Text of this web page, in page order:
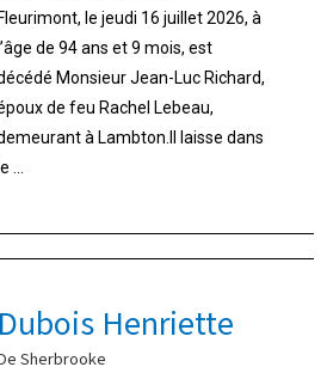
Fleurimont, le jeudi 16 juillet 2026, à
l’âge de 94 ans et 9 mois, est
Monsieur Jean-Luc Richard,
de feu Rachel Lebeau,
à Lambton.Il laisse dans
le ...
Dubois Henriette
Sherbrooke